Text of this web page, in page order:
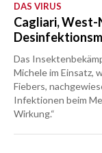
DAS VIRUS
Cagliari, West-
Das
Michele im Einsatz,
Fiebers,
Infektionen beim
Wirkung.“